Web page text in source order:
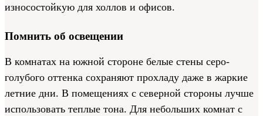
износостойкую для холлов и офисов.
Помнить об освещении
В комнатах на южной стороне белые стены серо-
голубого оттенка сохраняют прохладу даже в жаркие
летние дни. В помещениях с северной стороны лучше
использовать теплые тона. Для небольших комнат с